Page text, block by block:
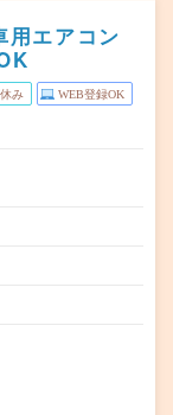
用エアコン
み WEB登録OK